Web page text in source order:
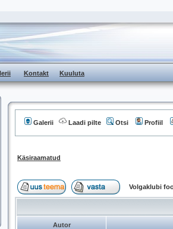
Kontakt Kuuluta
Galerii Laadi pilte Otsi Profiil
Käsiraamatud
Volgaklubi
Autor